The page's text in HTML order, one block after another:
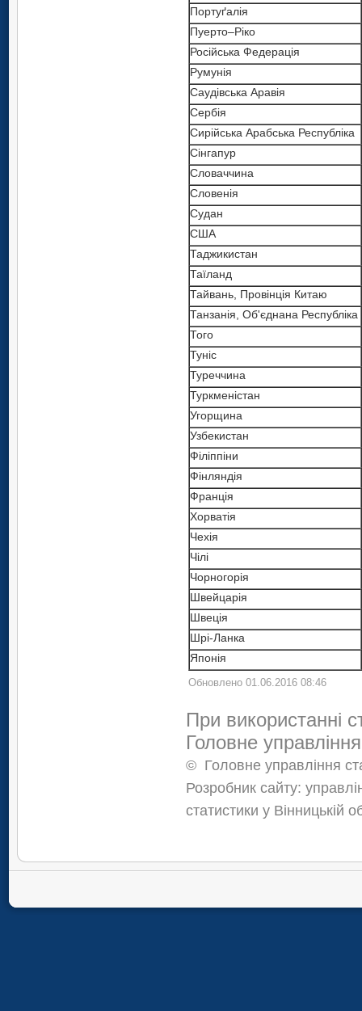
Портуґалія
Пуерто–Ріко
Російська Федерація
Румунія
Саудівська Аравія
Сербія
Сирійська Арабська Республіка
Сінгапур
Словаччина
Словенія
Судан
США
Таджикистан
Таїланд
Тайвань, Провінція Китаю
Танзанія, Об'єднана Республіка
Того
Туніс
Туреччина
Туркменістан
Угорщина
Узбекистан
Філіппіни
Фінляндія
Франція
Хорватія
Чехія
Чілі
Чорногорія
Швейцарія
Швеція
Шрі-Ланка
Японія
Обновлено 01.06.2016 08:46
При використанні
Головне
© Головне управління
Розробник сайту:
статистики у Вінницькій